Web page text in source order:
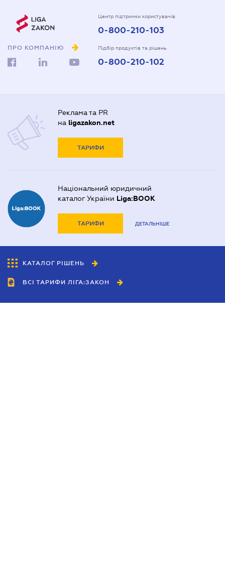
ПРО КОМПАНІЮ
Центр підтримки користувачів
0-800-210-103
Підбір продуктів та рішень
0-800-210-102
Реклама та PR
на ligazakon.net
ТАРИФИ
Національний юридичний
каталог України Liga:BOOK
ТАРИФИ ДЕТАЛЬНІШЕ
КАТАЛОГ РІШЕНЬ
ВСІ ТАРИФИ ЛІГА:ЗАКОН